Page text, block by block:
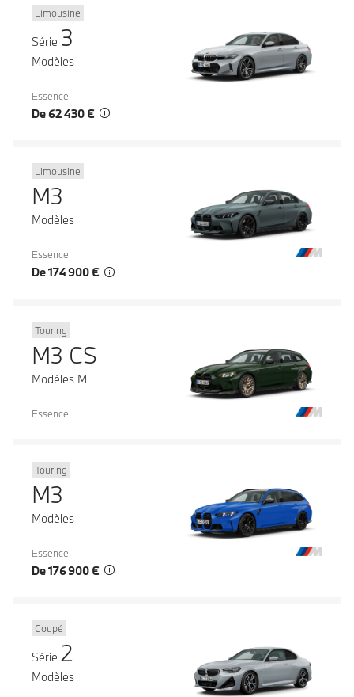
Limousine
Série 3
Modèles
Essence
De 62 430 €
Limousine
M3
Modèles
Essence
De 174 900 €
Touring
M3 CS
Modèles M
Essence
Touring
M3
Modèles
Essence
De 176 900 €
Coupé
Série 2
Modèles